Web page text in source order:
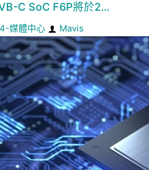
C SoC F6P將於2…
媒體中心 Mavis